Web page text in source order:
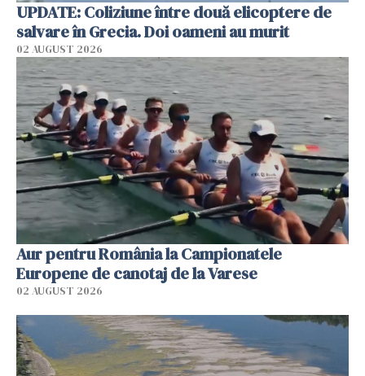
UPDATE: Coliziune între două elicoptere de
salvare în Grecia. Doi oameni au murit
02 AUGUST 2026
Aur pentru România la Campionatele
Europene de canotaj de la Varese
02 AUGUST 2026